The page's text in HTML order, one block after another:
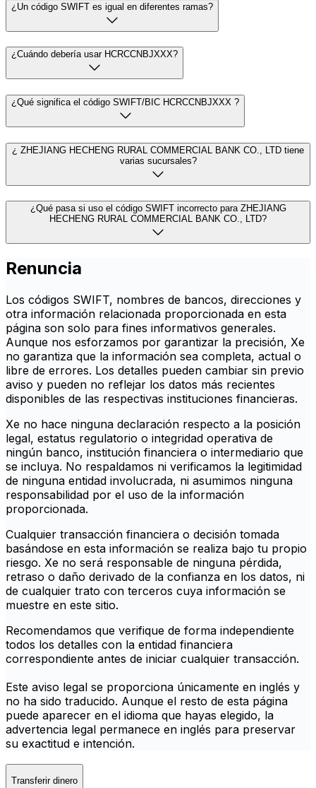
¿Un código SWIFT es igual en diferentes ramas?
¿Cuándo debería usar HCRCCNBJXXX?
¿Qué significa el código SWIFT/BIC HCRCCNBJXXX ?
¿ ZHEJIANG HECHENG RURAL COMMERCIAL BANK CO., LTD tiene
varias sucursales?
¿Qué pasa si uso el código SWIFT incorrecto para ZHEJIANG
HECHENG RURAL COMMERCIAL BANK CO., LTD?
Renuncia
Los códigos SWIFT, nombres de bancos, direcciones y
otra información relacionada proporcionada en esta
página son solo para fines informativos generales.
Aunque nos esforzamos por garantizar la precisión, Xe
no garantiza que la información sea completa, actual o
libre de errores. Los detalles pueden cambiar sin previo
aviso y pueden no reflejar los datos más recientes
disponibles de las respectivas instituciones financieras.
Xe no hace ninguna declaración respecto a la posición
legal, estatus regulatorio o integridad operativa de
ningún banco, institución financiera o intermediario que
se incluya. No respaldamos ni verificamos la legitimidad
de ninguna entidad involucrada, ni asumimos ninguna
responsabilidad por el uso de la información
proporcionada.
Cualquier transacción financiera o decisión tomada
basándose en esta información se realiza bajo tu propio
riesgo. Xe no será responsable de ninguna pérdida,
retraso o daño derivado de la confianza en los datos, ni
de cualquier trato con terceros cuya información se
muestre en este sitio.
Recomendamos que verifique de forma independiente
todos los detalles con la entidad financiera
correspondiente antes de iniciar cualquier transacción.
Este aviso legal se proporciona únicamente en inglés y
no ha sido traducido. Aunque el resto de esta página
puede aparecer en el idioma que hayas elegido, la
advertencia legal permanece en inglés para preservar
su exactitud e intención.
Transferir dinero